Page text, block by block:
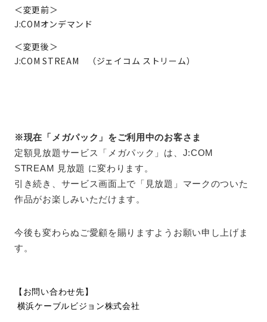
＜変更前＞
J:COMオンデマンド
＜変更後＞
J:COM STREAM （ジェイコム ストリーム）
※現在「メガパック」をご利用中のお客さま
定額見放題サービス「メガパック」は、J:COM
STREAM 見放題 に変わります。
引き続き、サービス画面上で「見放題」マークのついた
作品がお楽しみいただけます。
今後も変わらぬご愛顧を賜りますようお願い申し上げま
す。
【お問い合わせ先】
横浜ケーブルビジョン株式会社